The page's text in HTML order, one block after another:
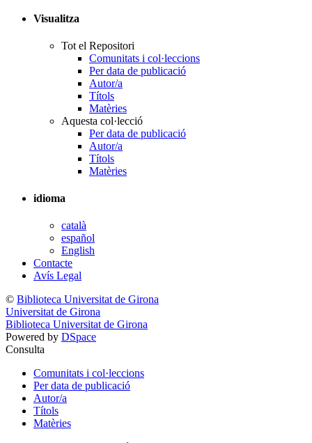
Visualitza
Tot el Repositori
Comunitats i col·leccions
Per data de publicació
Autor/a
Títols
Matèries
Aquesta col·lecció
Per data de publicació
Autor/a
Títols
Matèries
idioma
català
español
English
Contacte
Avís Legal
© Biblioteca Universitat de Girona
Universitat de Girona
Biblioteca Universitat de Girona
Powered by DSpace
Consulta
Comunitats i col·leccions
Per data de publicació
Autor/a
Títols
Matèries